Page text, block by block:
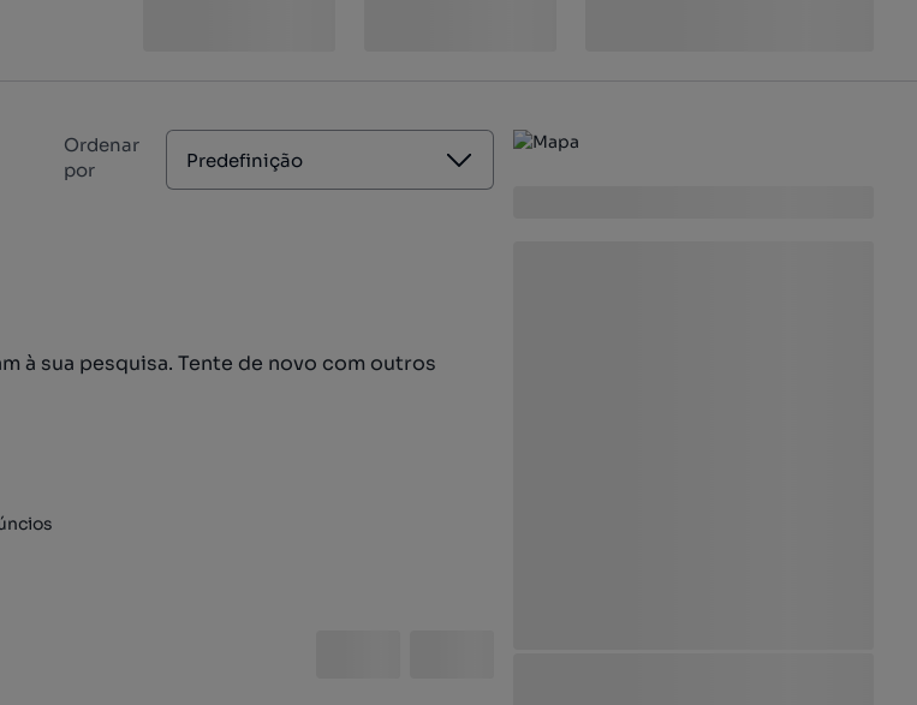
Ordenar
por
Predefinição
à sua pesquisa. Tente de novo com outros